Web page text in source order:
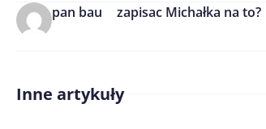
Treść komentarza*
pan bau zapisac Michałka na to?
Inne artykuły